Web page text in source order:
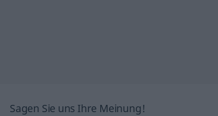
Sagen Sie uns Ihre Meinung!